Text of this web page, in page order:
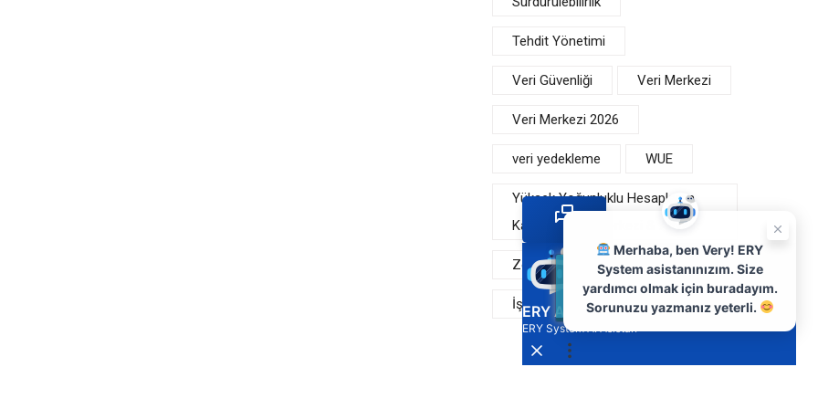
Tehdit Yönetimi
Veri Güvenliği Veri Merkezi
Veri Merkezi 2026
veri yedekleme WUE
Yüksek Yoğunluklu Hesaplama
Kategori: Veri Merkezi & Altyapı
Zero Trust
İş Sürekliliği Planı
Merhaba, ben Very! ERY
System asistanınızım. Size
yardımcı olmak için buradayım.
Sorunuzu yazmanız yeterli.